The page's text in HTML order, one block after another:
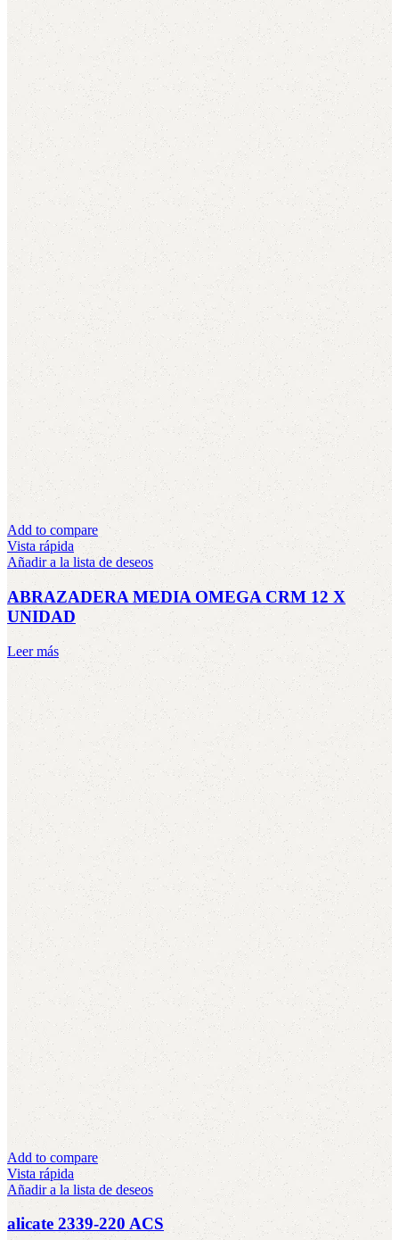
Add to compare
Vista rápida
Añadir a la lista de deseos
ABRAZADERA MEDIA OMEGA CRM 12 X
UNIDAD
Leer más
Add to compare
Vista rápida
Añadir a la lista de deseos
alicate 2339-220 ACS